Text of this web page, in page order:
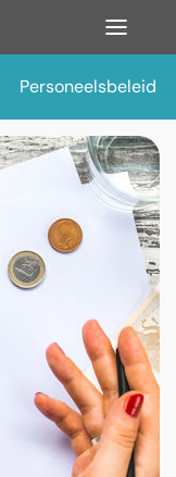
Personeelsbeleid